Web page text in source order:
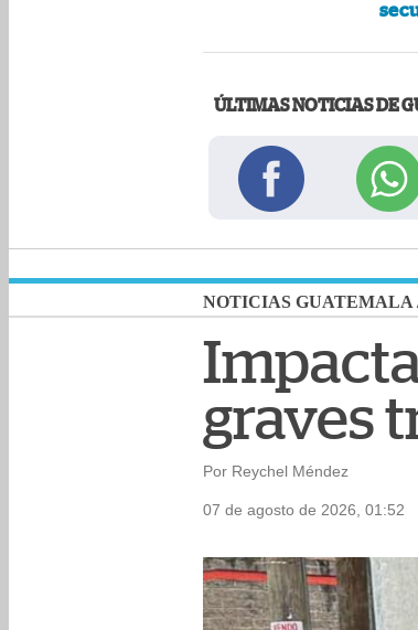
ÚLTIMAS NOTICIAS DE
NOTICIAS GUATEMALA
graves
Por Reychel Méndez
07 de agosto de 2026, 01:52